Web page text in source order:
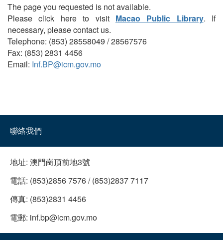
The page you requested is not available.
Please click here to visit Macao Public Library. If
necessary, please contact us.
Telephone: (853) 28558049 / 28567576
Fax: (853) 2831 4456
Email: Inf.BP@icm.gov.mo
聯絡我們
地址: 澳門崗頂前地3號
電話: (853)2856 7576 / (853)2837 7117
傳真: (853)2831 4456
電郵: inf.bp@icm.gov.mo